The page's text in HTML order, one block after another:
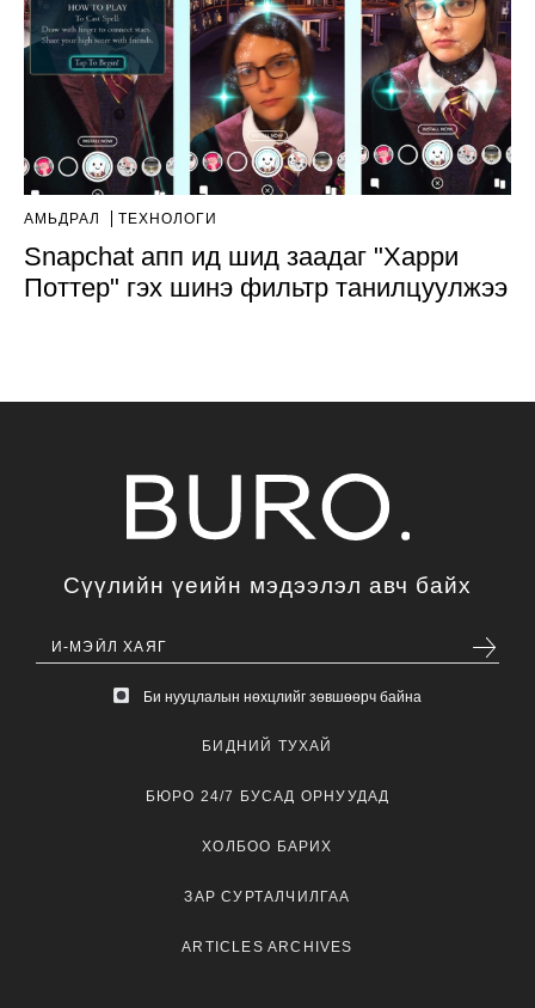
АМЬДРАЛ ТЕХНОЛОГИ
Snapchat апп ид шид заадаг "Харри
Поттер" гэх шинэ фильтр танилцуулжээ
Сүүлийн үеийн мэдээлэл авч байх
Би нууцлалын нөхцлийг зөвшөөрч байна
БИДНИЙ ТУХАЙ
БЮРО 24/7 БУСАД ОРНУУДАД
ХОЛБОО БАРИХ
ЗАР СУРТАЛЧИЛГАА
ARTICLES ARCHIVES